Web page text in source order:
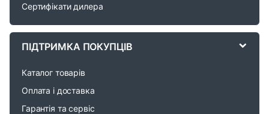
C
Сертифікати дилера
ПІДТРИМКА ПОКУПЦІВ
Каталог товарів
Оплата і доставка
Гарантія та сервіс